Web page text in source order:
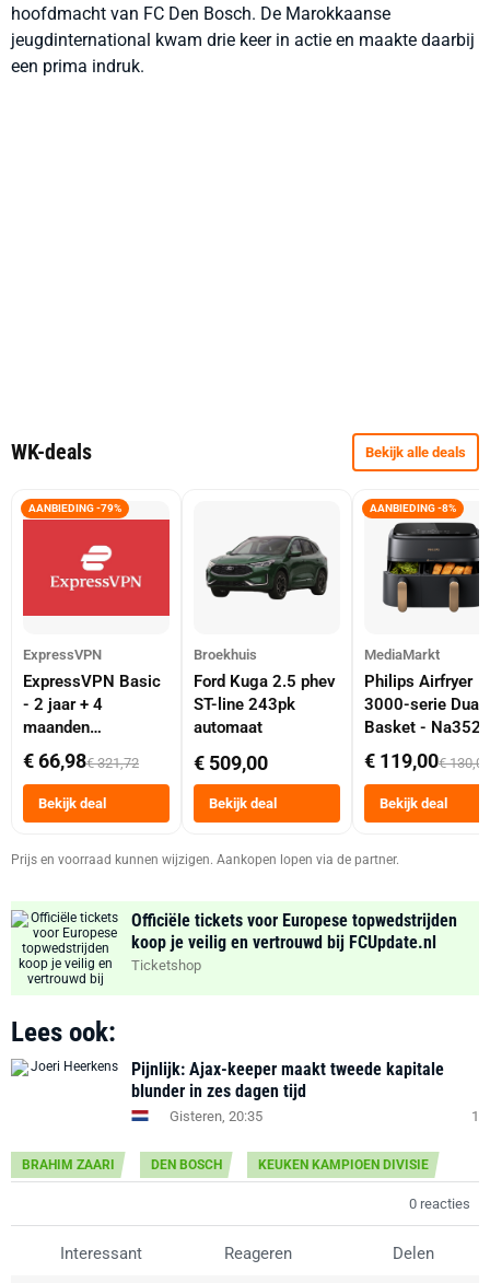
hoofdmacht van FC Den Bosch. De Marokkaanse
jeugdinternational kwam drie keer in actie en maakte daarbij
een prima indruk.
WK-deals Bekijk alle deals
AANBIEDING -79%
ExpressVPN
ExpressVPN Basic
- 2 jaar + 4
maanden
abonnement
€ 66,98€ 321,72
Bekijk deal
Broekhuis
Ford Kuga 2.5 phev
ST-line 243pk
automaat
€ 509,00
Bekijk deal
AANBIEDING -8%
MediaMarkt
Philips Airfryer
3000-serie Dual
Basket -
Dubbele Mand 9
Tot 6 Personen
Heteluchtfriteuse
Zwart
€ 119,00€ 130,00
Bekijk deal
Prijs en voorraad kunnen wijzigen. Aankopen lopen via de partner.
Officiële tickets voor Europese topwedstrijden
koop je veilig en vertrouwd bij FCUpdate.nl
Ticketshop
Lees ook:
Pijnlijk: Ajax-keeper maakt tweede kapitale
blunder in zes dagen tijd
Gisteren, 20:35 1
BRAHIM ZAARI DEN BOSCH KEUKEN KAMPIOEN DIVISIE
0 reacties
Interessant Reageren Delen